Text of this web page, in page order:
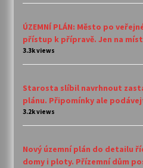
ÚZEMNÍ PLÁN: Město po
přístup k přípravě. Jen na
3.3k views
Starosta slíbil navrhnout
plánu. Připomínky ale
3.2k views
Nový územní plán do detailu
domy i ploty. Přízemní dům